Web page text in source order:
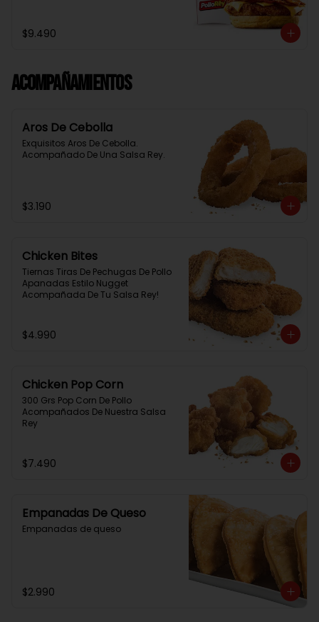
$9.490
Acompañamientos
Aros De Cebolla
Exquisitos Aros De Cebolla.
Acompañado De Una Salsa Rey.
$3.190
Chicken Bites
Tiernas Tiras De Pechugas De Pollo
Apanadas Estilo Nugget
Acompañada De Tu Salsa Rey!
$4.990
Chicken Pop Corn
300 Grs Pop Corn De Pollo
Acompañados De Nuestra Salsa
Rey
$7.490
Empanadas De Queso
Empanadas de queso
$2.990